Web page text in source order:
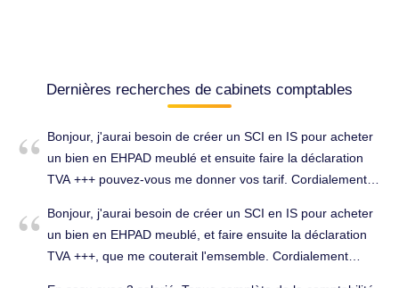
Dernières recherches de cabinets comptables
Bonjour, j'aurai besoin de créer un SCI en IS pour acheter
un bien en EHPAD meublé et ensuite faire la déclaration
TVA +++ pouvez-vous me donner vos tarif. Cordialement
(83740).
Bonjour, j'aurai besoin de créer un SCI en IS pour acheter
un bien en EHPAD meublé, et faire ensuite la déclaration
TVA +++, que me couterait l'emsemble. Cordialement